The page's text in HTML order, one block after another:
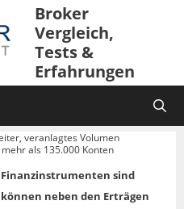
Broker
Vergleich,
Tests &
Erfahrungen
veranlagtes Volumen
als 135.000 Konten
sind
neben den Erträgen